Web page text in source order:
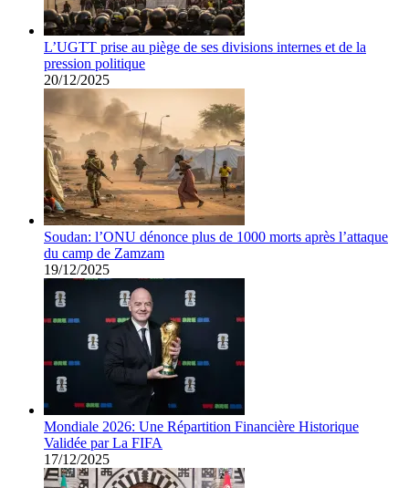
L’UGTT prise au piège de ses divisions internes et de la
pression politique
20/12/2025
Soudan: l’ONU dénonce plus de 1000 morts après l’attaque
du camp de Zamzam
19/12/2025
Mondiale 2026: Une Répartition Financière Historique
Validée par La FIFA
17/12/2025